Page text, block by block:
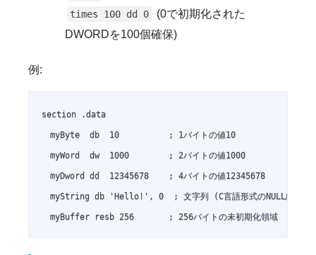
times 100 dd 0
(0で初期化された
DWORDを100個確保)
例:
section .data
  myByte  db  10          ; 1バイトの値10
  myWord  dw  1000        ; 2バイトの値1000
  myDword dd  12345678    ; 4バイトの値12345678
  myString db 'Hello!', 0  ; 文字列 (C言語形式のNULL終端)
  myBuffer resb 256       ; 256バイトの未初期化領域